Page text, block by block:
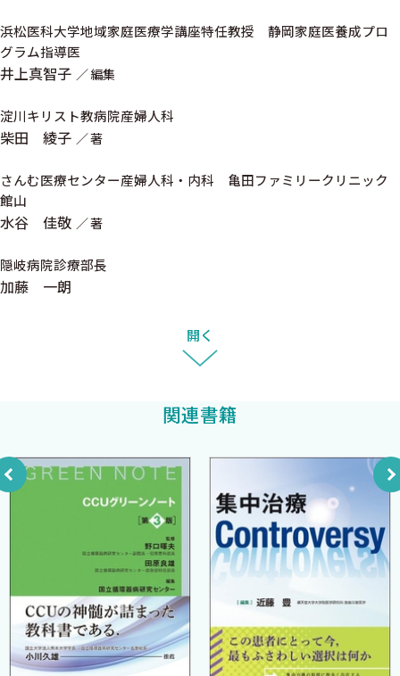
2017年4月
浜松医科大学地域家庭医療学講座特任教授
井上真智子
女性の問診は「前置き」が重要
Don't これは避けよう 〜問診あるある〜
Do 女性診療，これをやる！
生理の問診には意味がある
妊娠・性行為に関する問診の項目と意味
性感染症でのつっこみ問診
内診室がなくても診察できる
3 救急室から始める女性のヘルスメンテナンス 患者さんへの
「お土産」を忘れずに〈水谷佳敬〉
ヘルスメンテナンスとは？
重症さえ見逃さなければそれでいい？
■ USPSTFの推奨を日常診療に取り入れる
例２：緊急避妊の対応の際に，STI（Sexual transmitted
infection）についてアドバイスを行う
例３：女性が受診した際に，子宮頸癌検診の受診を確認・
例４：内科合併症を有する女性に，挙児希望の確認をする
例５：中高年の女性のケア
4 女性の腹痛へのアプローチ 内診せずに迫る！〈柴田綾子〉
妊娠しているかどうか，本人も知らない
浜松医科大学地域家庭医療学講座特任教授 静岡家庭医養成プロ
グラム指導医
井上真智子 編集
淀川キリスト教病院産婦人科
柴田 綾子 著
さんむ医療センター産婦人科・内科 亀田ファミリークリニック
館山
水谷 佳敬 著
隠岐病院診療部長
加藤 一朗
開く
関連書籍